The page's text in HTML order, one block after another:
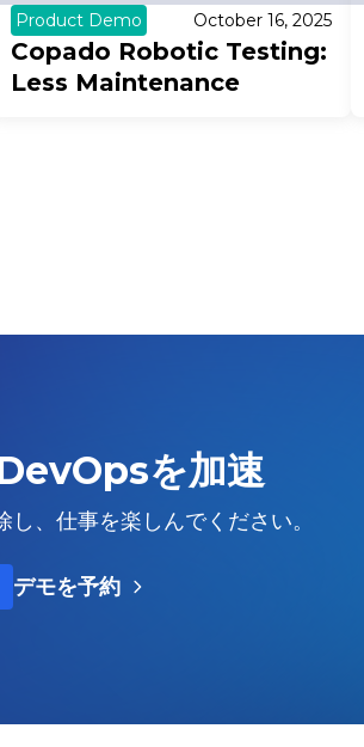
Product Demo October 16, 2025
Copado Robotic Testing:
Less Maintenance
を加速
、仕事を楽しんでください。
デモを予約